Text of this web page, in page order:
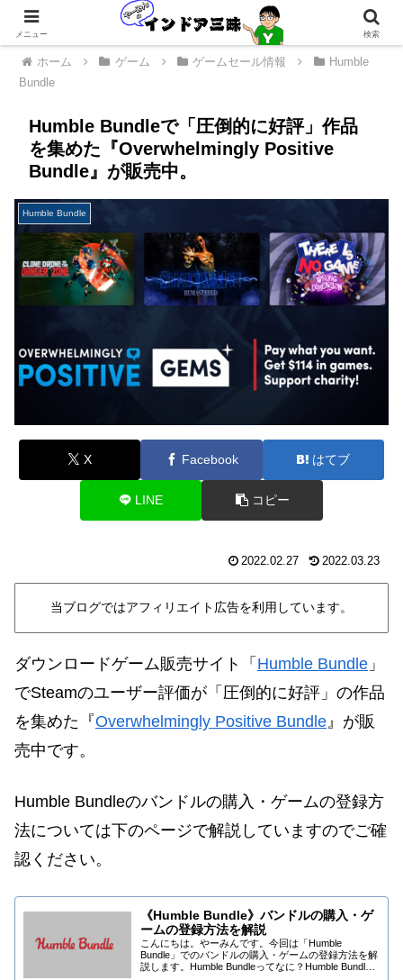
ホーム ゲーム ゲームセール情報
Humble
Bundle
Humble Bundleで「圧倒的に好評」作品
を集めた『Overwhelmingly Positive
Bundle』が販売中。
Humble Bundle
X Facebook はてブ
LINE コピー
2022.02.27 2022.03.23
当ブログではアフィリエイト広告を利用しています。
ダウンロードゲーム販売サイト「 Humble Bundle 」
でSteamのユーザー評価が「圧倒的に好評」の作品
を集めた『Overwhelmingly Positive Bundle 』が販
売中です。
Humble Bundleのバンドルの購入・ゲームの登録方
法については下のページで解説していますのでご確
認ください。
《Humble Bundle》バンドルの購入・ゲ
ームの登録方法を解説
こんにちは。やーみんです。今回は「Humble
Bundle」でのバンドルの購入・ゲームの登録方法を解
説します。Humble Bundleってなに？Humble Bundle
メニュー 検索